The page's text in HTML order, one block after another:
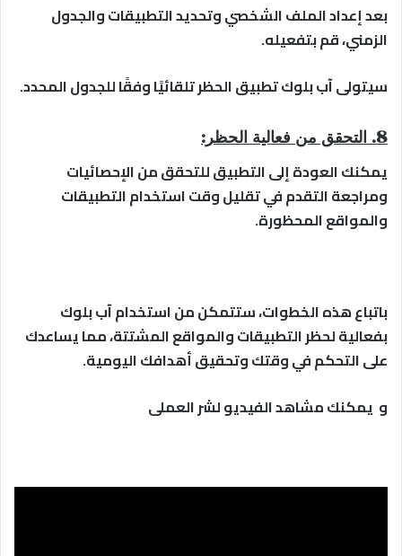
بعد إعداد الملف الشخصي وتحديد التطبيقات والجدول
الزمني، قم بتفعيله.
سيتولى آب بلوك تطبيق الحظر تلقائيًا وفقًا للجدول المحدد.
8. التحقق من فعالية الحظر:
يمكنك العودة إلى التطبيق للتحقق من الإحصائيات
ومراجعة التقدم في تقليل وقت استخدام التطبيقات
والمواقع المحظورة.
باتباع هذه الخطوات، ستتمكن من استخدام آب بلوك
بفعالية لحظر التطبيقات والمواقع المشتتة، مما يساعدك
على التحكم في وقتك وتحقيق أهدافك اليومية.
و يمكنك مشاهد الفيديو لشر العملى